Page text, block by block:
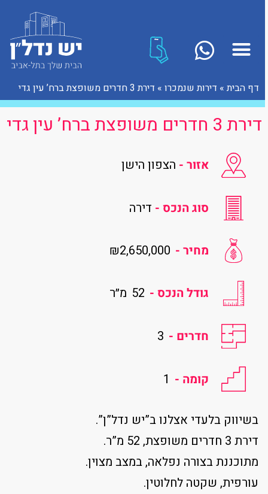
דף הבית» דירות שנמכרו» דירת 3 חדרים משופצת ברח’ עין גדי
דירת 3 חדרים משופצת ברח’ עין גדי
אזור - הצפון הישן
סוג הנכס - דירה
מחיר - ₪2,650,000
גודל הנכס - 52 מ״ר
חדרים - 3
קומה - 1
בשיווק בלעדי אצלנו ב”יש נדל”ן”.
דירת 3 חדרים משופצת, 52 מ”ר.
מתוכננת בצורה נפלאה, במצב מצוין.
עורפית, שקטה לחלוטין.